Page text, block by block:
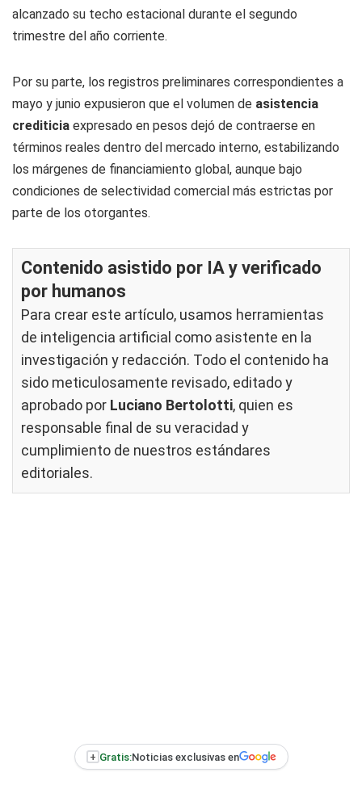
alcanzado su techo estacional durante el segundo
trimestre del año corriente.
Por su parte, los registros preliminares correspondientes a
mayo y junio expusieron que el volumen de asistencia
crediticia expresado en pesos dejó de contraerse en
términos reales dentro del mercado interno, estabilizando
los márgenes de financiamiento global, aunque bajo
condiciones de selectividad comercial más estrictas por
parte de los otorgantes.
Contenido asistido por IA y verificado
por humanos
Para crear este artículo, usamos herramientas
de inteligencia artificial como asistente en la
investigación y redacción. Todo el contenido ha
sido meticulosamente revisado, editado y
aprobado por Luciano Bertolotti, quien es
responsable final de su veracidad y
cumplimiento de nuestros estándares
editoriales.
+ Gratis:Noticias exclusivas en